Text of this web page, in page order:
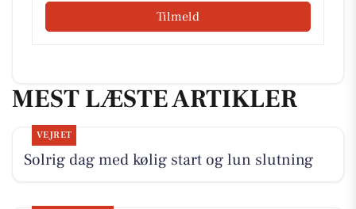
Tilmeld
MEST LÆSTE ARTIKLER
VEJRET
Solrig dag med kølig start og lun slutning